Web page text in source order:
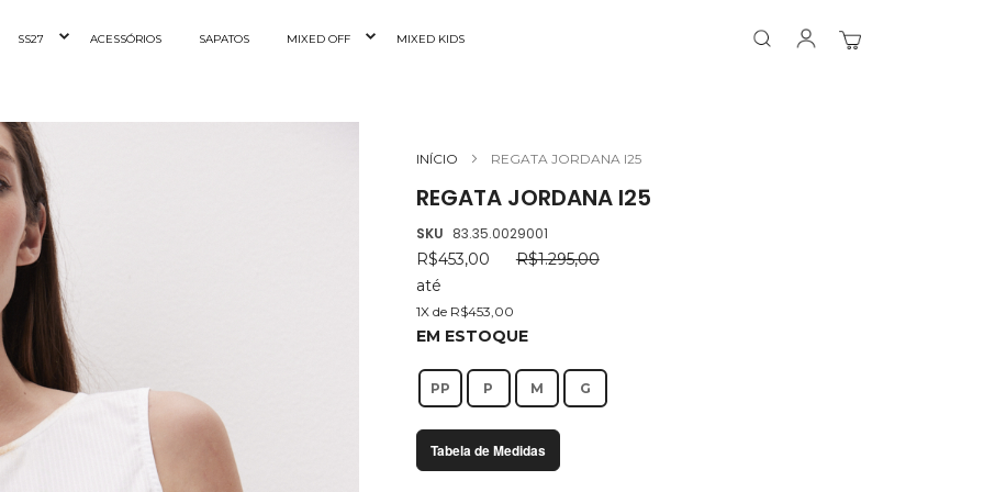
SS27 ACESSÓRIOS SAPATOS MIXED OFF MIXED KIDS Search
Meu Carrinho
INÍCIO REGATA JORDANA I25
REGATA JORDANA I25
SKU 83.35.0029001
R$453,00
R$1.295,00
até
1X de R$453,00
EM ESTOQUE
PP P M G
Tabela de Medidas